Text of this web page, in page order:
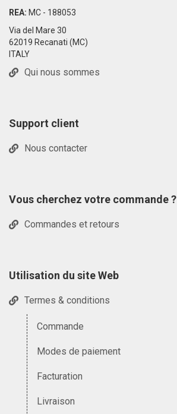
REA: MC - 188053
Via del Mare 30
62019 Recanati (MC)
ITALY
Qui nous sommes
Support client
Nous contacter
Vous cherchez votre commande ?
Commandes et retours
Utilisation du site Web
Termes & conditions
Commande
Modes de paiement
Facturation
Livraison